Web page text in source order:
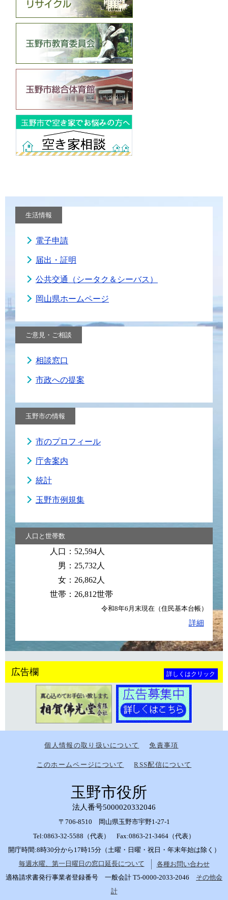
生活情報
電子申請
届出・証明
公共交通（シータク＆シーバス）
岡山県ホームページ
ご意見・ご相談
相談窓口
市政への提案
玉野市の情報
市のプロフィール
庁舎案内
統計
玉野市例規集
人口と世帯数
人口： 52,594人
男： 25,732人
女： 26,862人
世帯： 26,812世帯
令和8年6月末現在（住民基本台帳）
詳細
広告欄 詳しくはクリック
個人情報の取り扱いについて 免責事項
このホームページについて RSS配信について
玉野市役所
法人番号5000020332046
〒706-8510 岡山県玉野市宇野1-27-1
Tel:0863-32-5588（代表） Fax:0863-21-3464（代表）
開庁時間:8時30分から17時15分（土曜・日曜・祝日・年末年始は除く）
毎週水曜、第一日曜日の窓口延長について
各種お問い合わせ
適格請求書発行事業者登録番号 一般会計 T5-0000-2033-2046 その他会
計